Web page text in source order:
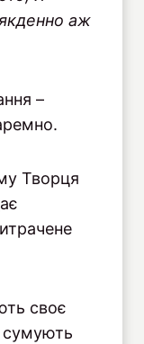
аж
–
Творця
своє
сумують